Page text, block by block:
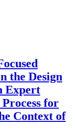
the Design
Expert
for
Context of